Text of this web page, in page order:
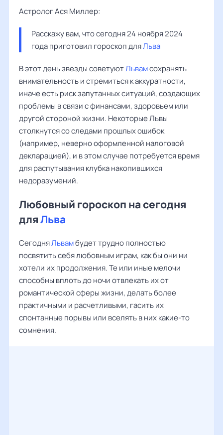
Астролог Ася Миллер:
Расскажу вам, что сегодня 24 ноября 2024
года приготовил гороскоп для Льва
В этот день звезды советуютЛьвамсохранять
внимательность и стремиться к аккуратности,
иначе есть риск запутанных ситуаций, создающих
проблемы в связи с финансами, здоровьем или
другой стороной жизни. Некоторые Львы
столкнутся со следами прошлых ошибок
(например, неверно оформленной налоговой
декларацией), и в этом случае потребуется время
для распутывания клубка накопившихся
недоразумений.
Любовный гороскоп на сегодня
дляЛьва
СегодняЛьвамбудет трудно полностью
посвятить себя любовным играм, как бы они ни
хотели их продолжения. Те или иные мелочи
способны вплоть до ночи отвлекать их от
романтической сферы жизни, делать более
практичными и расчетливыми, гасить их
спонтанные порывы или вселять в них какие-то
сомнения.